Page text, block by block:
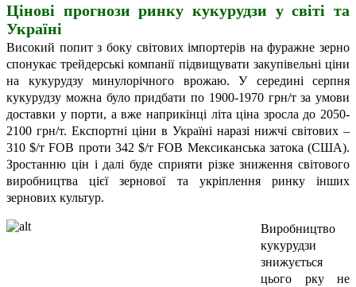
Цінові прогнози ринку кукурудзи у світі та
Україні
Високий попит з боку світових імпортерів на фуражне зерно
спонукає трейдерські компанії підвищувати закупівельні ціни
на кукурудзу минулорічного врожаю. У середині серпня
кукурудзу можна було придбати по 1900-1970 грн/т за умови
доставки у порти, а вже наприкінці літа ціна зросла до 2050-
2100 грн/т. Експортні ціни в Україні наразі нижчі світових –
310 $/т FOB проти 342 $/т FOB Мексиканська затока (США).
Зростанню цін і далі буде сприяти різке зниження світового
виробництва цієї зернової та укріплення ринку інших
зернових культур.
Виробництво
кукурудзи
знижується
цього рку не